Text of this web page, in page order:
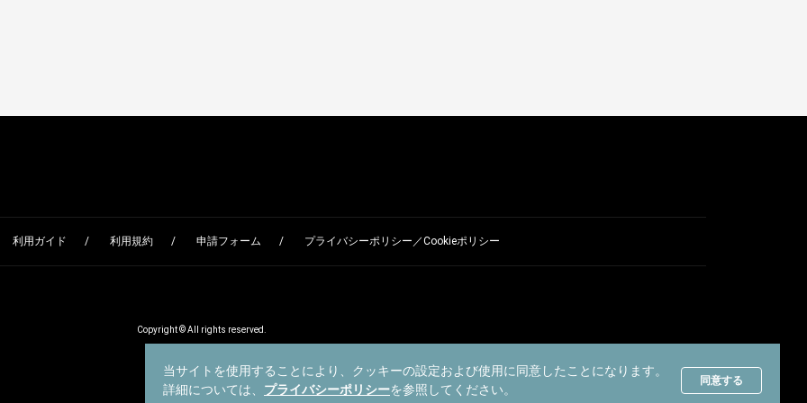
当サイトを使用することにより、クッキーの設定および使用に同意したことになります。
詳細については、 プライバシーポリシーを参照してください。
同意する
利用ガイド 利用規約 申請フォーム プライバシーポリシー／Cookieポリシー
Copyright © All rights reserved.